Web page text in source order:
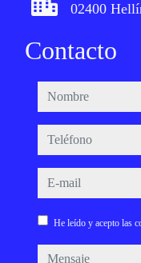
02400
Contacto
nombre
teléfono
e-mail
He leído y acepto las
mensaje